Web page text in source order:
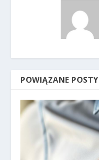
POWIĄZANE POSTY